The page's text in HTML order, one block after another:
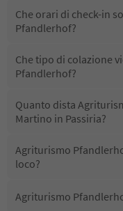
Che orari di check-in
Pfandlerhof?
Che tipo di colazione
Pfandlerhof?
Quanto dista
Martino in Passiria?
Agriturismo
loco?
Agriturismo